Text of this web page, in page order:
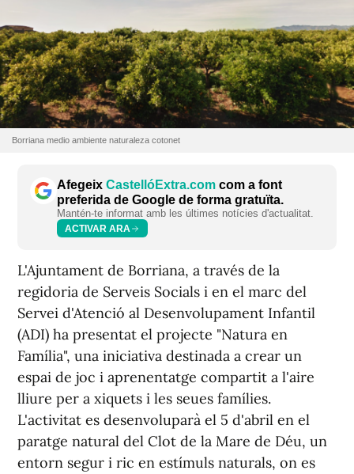
Borriana medio ambiente naturaleza cotonet
Afegeix CastellóExtra.com com a font
preferida de Google de forma gratuïta.
Mantén-te informat amb les últimes notícies d'actualitat.
ACTIVAR ARA
L'Ajuntament de Borriana, a través de la
regidoria de Serveis Socials i en el marc del
Servei d'Atenció al Desenvolupament Infantil
(ADI) ha presentat el projecte "Natura en
Família", una iniciativa destinada a crear un
espai de joc i aprenentatge compartit a l'aire
lliure per a xiquets i les seues famílies.
L'activitat es desenvoluparà el 5 d'abril en el
paratge natural del Clot de la Mare de Déu, un
entorn segur i ric en estímuls naturals, on es